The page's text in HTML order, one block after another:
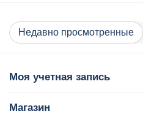
Недавно просмотренные
Моя учетная запись
Магазин